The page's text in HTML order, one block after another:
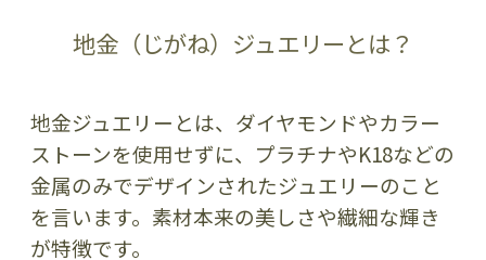
地金（じがね）ジュエリーとは？
地金ジュエリーとは、ダイヤモンドやカラー
ストーンを使用せずに、プラチナやK18などの
金属のみでデザインされたジュエリーのこと
を言います。素材本来の美しさや繊細な輝き
が特徴です。